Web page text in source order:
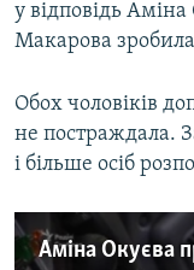
у відповідь Аміна
Макарова зробила
Обох чоловіків
не постраждала.
і більше осіб